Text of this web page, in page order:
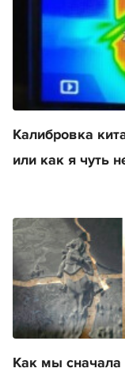
Калибровка
или как я чуть
Как мы сначала